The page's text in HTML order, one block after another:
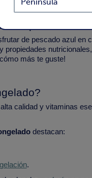
de pescado azul en
más te guste!
calidad y vitaminas
destacan:
.